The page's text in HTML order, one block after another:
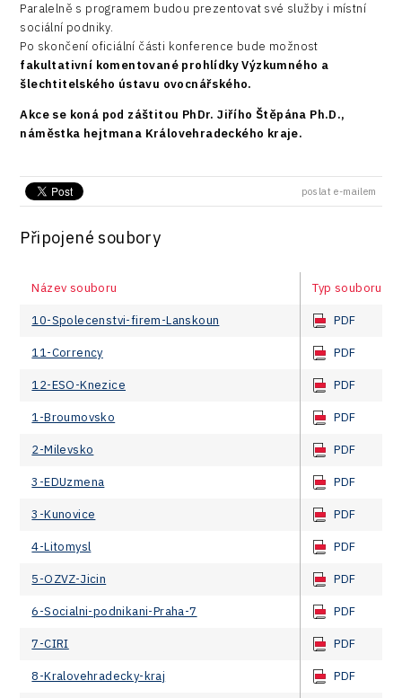
Paralelně s programem budou prezentovat své služby i místní
sociální podniky.
Po skončení oficiální části konference bude možnost
fakultativní komentované prohlídky Výzkumného a
šlechtitelského ústavu ovocnářského.
Akce se koná pod záštitou PhDr. Jiřího Štěpána Ph.D.,
náměstka hejtmana Královehradeckého kraje.
poslat e-mailem
Připojené soubory
Název souboru Typ souboru
10-Spolecenstvi-firem-Lanskoun PDF
11-Corrency PDF
12-ESO-Knezice PDF
1-Broumovsko PDF
2-Milevsko PDF
3-EDUzmena PDF
3-Kunovice PDF
4-Litomysl PDF
5-OZVZ-Jicin PDF
6-Socialni-podnikani-Praha-7 PDF
7-CIRI PDF
8-Kralovehradecky-kraj PDF